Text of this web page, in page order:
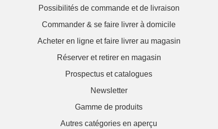
Possibilités de commande et de livraison
Commander & se faire livrer à domicile
Acheter en ligne et faire livrer au magasin
Réserver et retirer en magasin
Prospectus et catalogues
Newsletter
Gamme de produits
Autres catégories en aperçu